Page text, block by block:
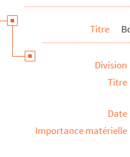
Titre
Division
Titre
Date
Importance matérielle